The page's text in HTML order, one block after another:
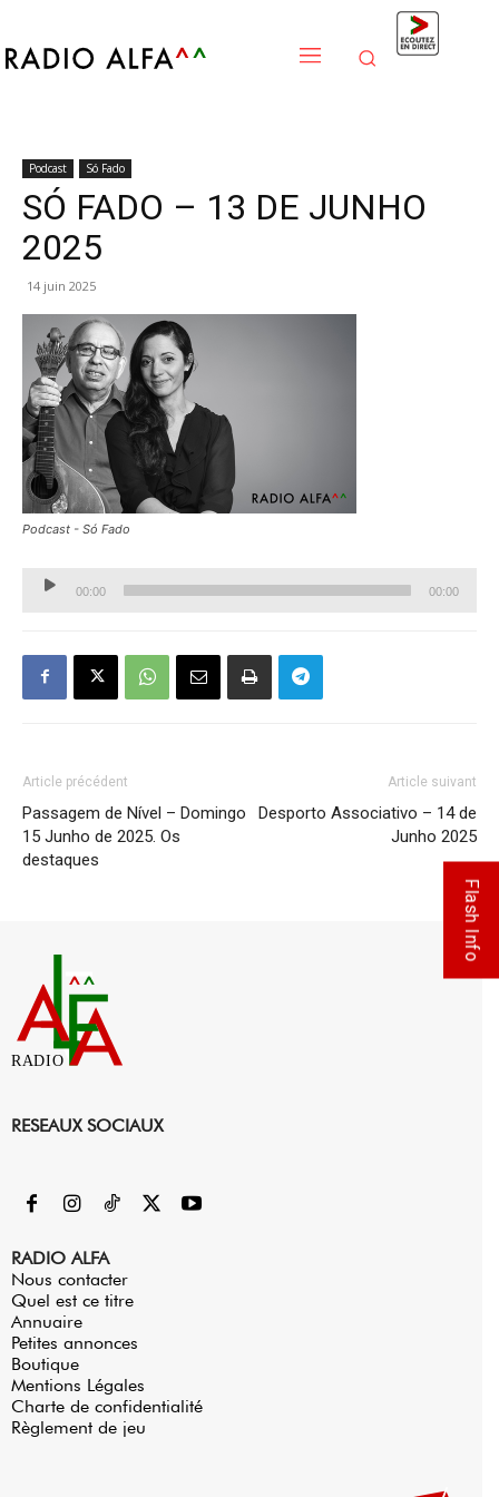
Podcast Só Fado
SÓ FADO – 13 DE JUNHO
2025
14 juin 2025
Podcast - Só Fado
Lecteur
00:00 00:00
Article précédent
Passagem de Nível – Domingo
15 Junho de 2025. Os
destaques
Article suivant
Desporto Associativo – 14 de
Junho 2025
RADIO
RESEAUX SOCIAUX
RADIO ALFA
Nous contacter
Quel est ce titre
Annuaire
Petites annonces
Boutique
Mentions Légales
Charte de confidentialité
Règlement de jeu
Flash Info